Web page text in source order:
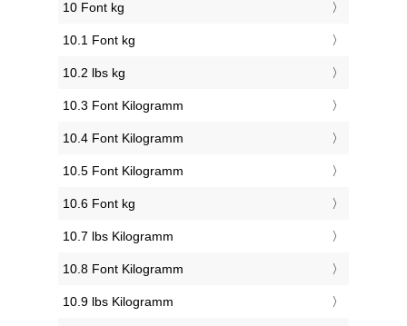
10 Font kg
10.1 Font kg
10.2 lbs kg
10.3 Font Kilogramm
10.4 Font Kilogramm
10.5 Font Kilogramm
10.6 Font kg
10.7 lbs Kilogramm
10.8 Font Kilogramm
10.9 lbs Kilogramm